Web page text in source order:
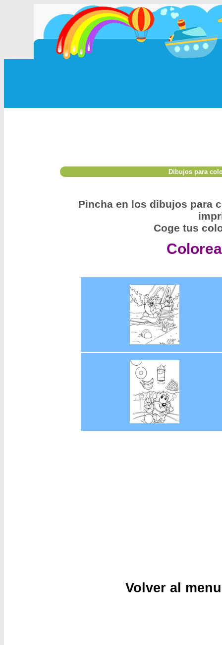
Dibujos para
Pincha en los dibujos para
Coge tus
Volver al menu